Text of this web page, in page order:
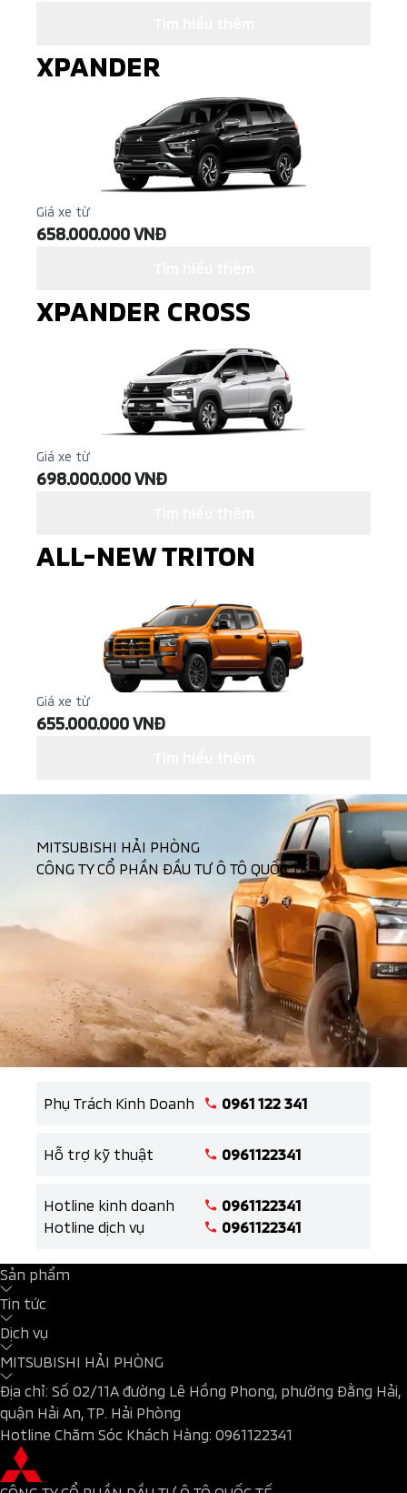
XPANDER
Giá xe từ
658.000.000 VNĐ
XPANDER CROSS
Giá xe từ
698.000.000 VNĐ
ALL-NEW TRITON
Giá xe từ
655.000.000 VNĐ
MITSUBISHI HẢI PHÒNG
CÔNG TY CỔ PHẦN ĐẦU TƯ Ô TÔ QUỐC TẾ
Phụ Trách Kinh Doanh 0961 122 341
Hỗ trợ kỹ thuật 0961122341
Hotline kinh doanh
Hotline dịch vụ
0961122341
0961122341
Sản phẩm
Tin tức
Dịch vụ
MITSUBISHI HẢI PHÒNG
Địa chỉ: Số 02/11A đường Lê Hồng Phong, phường Đằng Hải,
quận Hải An, TP. Hải Phòng
Hotline Chăm Sóc Khách Hàng: 0961122341